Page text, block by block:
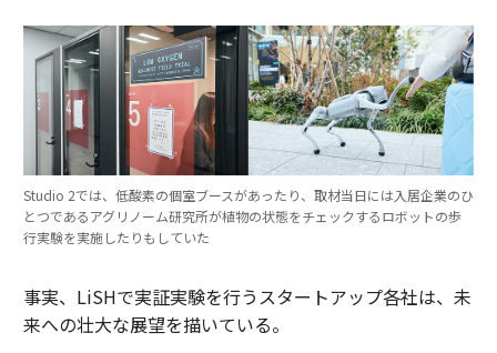
Studio 2では、低酸素の個室ブースがあったり、取材当日には入居企業のひ
とつであるアグリノーム研究所が植物の状態をチェックするロボットの歩
行実験を実施したりもしていた
事実、LiSHで実証実験を行うスタートアップ各社は、未
来への壮大な展望を描いている。